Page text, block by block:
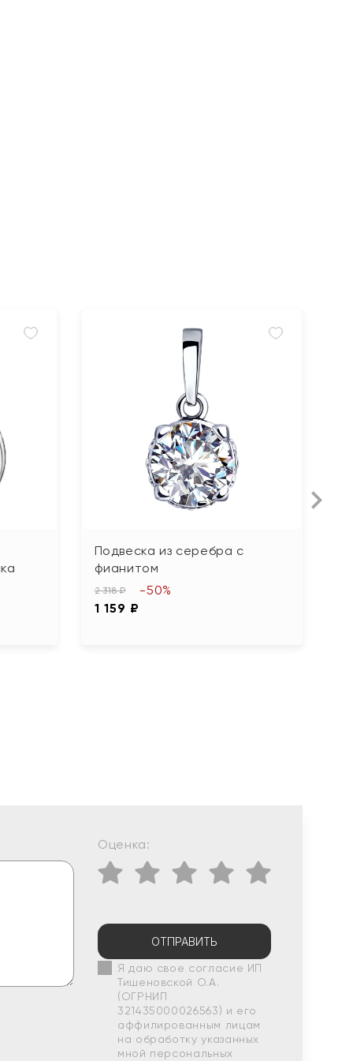
Подвеска из серебра с
фианитом
2 318 ₽
1 159 ₽
-50%
Оценка:
ОТПРАВИТЬ
Я даю свое согласие ИП
Тишеновской О.А.
(ОГРНИП
321435000026563) и его
аффилированным лицам
на обработку указанных
мной персональных